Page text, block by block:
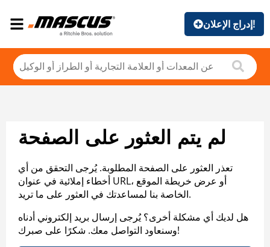
إدراج الإعلان!
لم يتم العثور على الصفحة
تعذر العثور على الصفحة المطلوبة. يُرجى التحقق من أي
أخطاء إملائية في عنوان URL، أو عرض خريطة الموقع
الخاصة بنا لمساعدتك في العثور على ما تريد.
هل لديك أي مشكلة أخرى؟ يُرجى إرسال بريد إلكتروني أدناه
وسنعاود التواصل معك. شكرًا على صبرك!